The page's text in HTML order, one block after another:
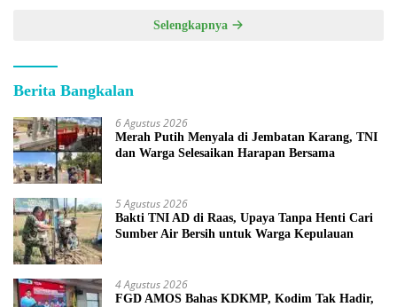
Selengkapnya
Berita Bangkalan
6 Agustus 2026
Merah Putih Menyala di Jembatan Karang, TNI
dan Warga Selesaikan Harapan Bersama
5 Agustus 2026
Bakti TNI AD di Raas, Upaya Tanpa Henti Cari
Sumber Air Bersih untuk Warga Kepulauan
4 Agustus 2026
FGD AMOS Bahas KDKMP, Kodim Tak Hadir,